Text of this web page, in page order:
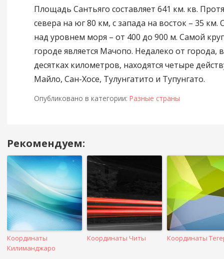
Площадь Сантьяго составляет 641 км. кв.
севера на юг 80 км, с запада на восток – 35 км.
над уровнем моря – от 400 до 900 м. Самой
городе является Мачопо. Недалеко от города,
десятках километров, находятся четыре
Майло, Сан-Хосе, Тулунгатито и Тупунгато.
Опубликовано в категории: Разные страны
Навигация
в
посте
Рекомендуем:
Координаты
Килиманджаро
Координаты Читы Координаты